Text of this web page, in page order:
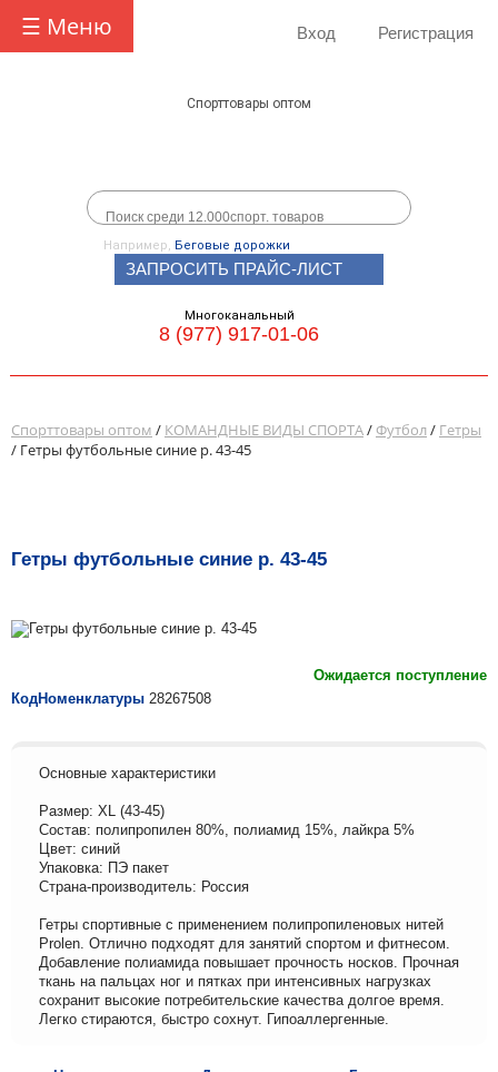
☰ Меню Вход Регистрация
Спорттовары оптом
Например, Беговые дорожки
ЗАПРОСИТЬ ПРАЙС-ЛИСТ
Многоканальный
8 (977) 917-01-06
Спорттовары оптом / КОМАНДНЫЕ ВИДЫ СПОРТА/Футбол/ Гетры
/ Гетры футбольные синие р. 43-45
Гетры футбольные синие р. 43-45
Ожидается поступление
КодНоменклатуры 28267508
Основные характеристики
Размер: XL (43-45)
Состав: полипропилен 80%, полиамид 15%, лайкра 5%
Цвет: синий
Упаковка: ПЭ пакет
Страна-производитель: Россия
Гетры спортивные с применением полипропиленовых нитей
Prolen. Отлично подходят для занятий спортом и фитнесом.
Добавление полиамида повышает прочность носков. Прочная
ткань на пальцах ног и пятках при интенсивных нагрузках
сохранит высокие потребительские качества долгое время.
Легко стираются, быстро сохнут. Гипоаллергенные.